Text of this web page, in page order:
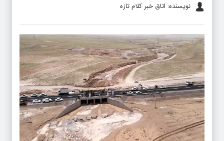
نویسنده: اتاق خبر کلام تازه